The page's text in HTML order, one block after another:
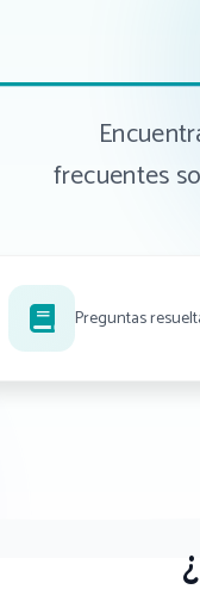
frecuentes
Preguntas